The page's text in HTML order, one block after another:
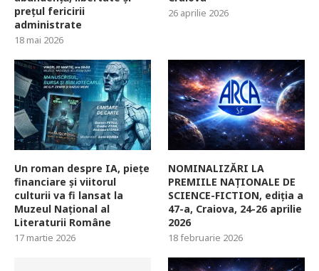
prețul fericirii
administrate
18 mai 2026
26 aprilie 2026
Un roman despre IA, piețe
financiare și viitorul
culturii va fi lansat la
Muzeul Național al
Literaturii Române
17 martie 2026
NOMINALIZĂRI LA
PREMIILE NAȚIONALE DE
SCIENCE-FICTION, ediția a
47-a, Craiova, 24-26 aprilie
2026
18 februarie 2026